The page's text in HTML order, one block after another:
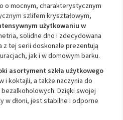
o mocnym, charakterystycznym
szlifem kryształowym,
użytkowaniu w
solidne dno i zdecydowana
z tej serii doskonale prezentują
jak i w domowym barku.
asortyment szkła użytkowego
i koktajli, a także naczynia do
Dzięki swojej
w dłoni, jest stabilne i odporne